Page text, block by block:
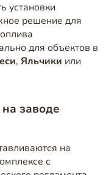
установки
решение для
для объектов в
, Яльчики или
заводе
на
с